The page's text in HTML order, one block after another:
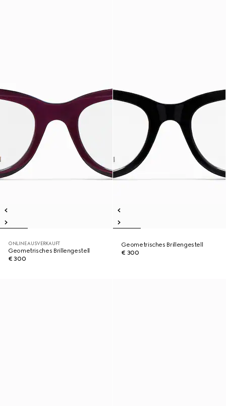
ONLINE AUSVERKAUFT
Geometrisches Brillengestell
€ 300
Geometrisches Brillengestell
€ 300